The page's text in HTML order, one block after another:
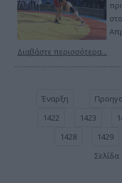
Διαβάστε περισσότερα...
Έναρξη
1422
1423
1428
1429
Σελίδα